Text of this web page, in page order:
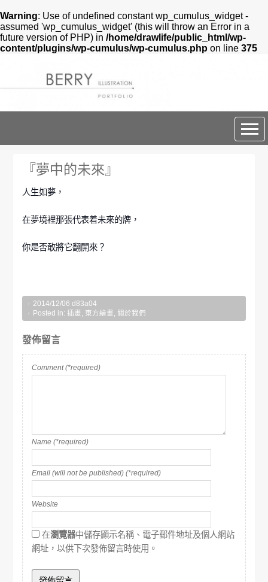
Warning: Use of undefined constant wp_cumulus_widget -
assumed 'wp_cumulus_widget' (this will throw an Error in a
future version of PHP) in /home/drawlife/public_html/wp-
content/plugins/wp-cumulus/wp-cumulus.php on line 375
『夢中的未來』
人生如夢，
在夢境裡那張代表着未來的牌，
你是否敢將它翻開來？
2014/12/06 d83a04
Posted in: 插畫 東方繪畫 關於我們
發佈留言
Comment (*required)
Name (*required)
Email (will not be published) (*required)
Website
在瀏覽器中儲存顯示名稱、電子郵件地址及個人網站
網址，以供下次發佈留言時使用。